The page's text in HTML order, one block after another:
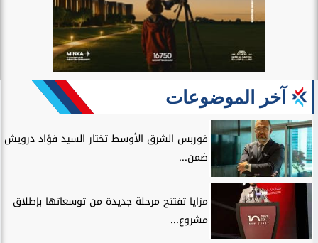
آخر الموضوعات
فوربس الشرق الأوسط تختار السيد فؤاد درويش
ضمن...
مزايا تفتتح مرحلة جديدة من توسعاتها بإطلاق
مشروع...